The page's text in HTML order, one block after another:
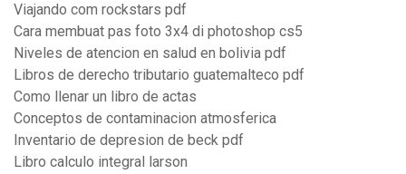
Viajando com rockstars pdf
Cara membuat pas foto 3x4 di photoshop cs5
Niveles de atencion en salud en bolivia pdf
Libros de derecho tributario guatemalteco pdf
Como llenar un libro de actas
Conceptos de contaminacion atmosferica
Inventario de depresion de beck pdf
Libro calculo integral larson